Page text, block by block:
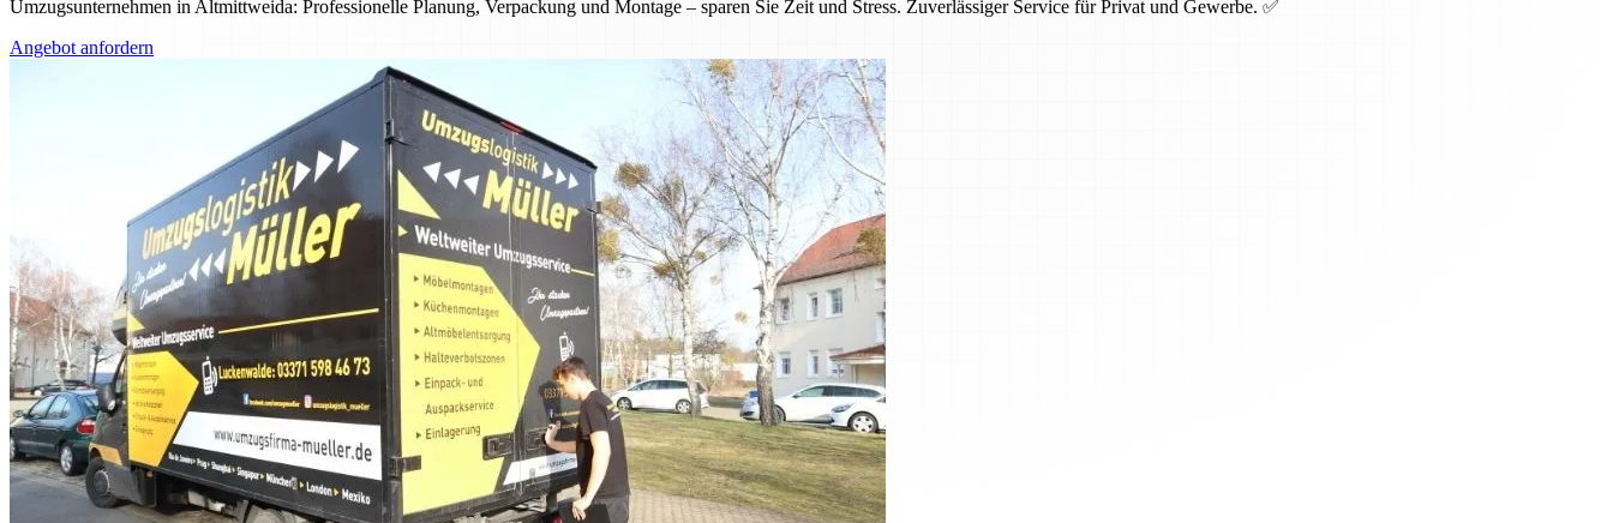
Umzugsunternehmen in Altmittweida: Professionelle Planung, Verpackung und Montage – sparen Sie Zeit und Stress. Zuverlässiger Service für Privat und Gewerbe. ✅
Angebot anfordern